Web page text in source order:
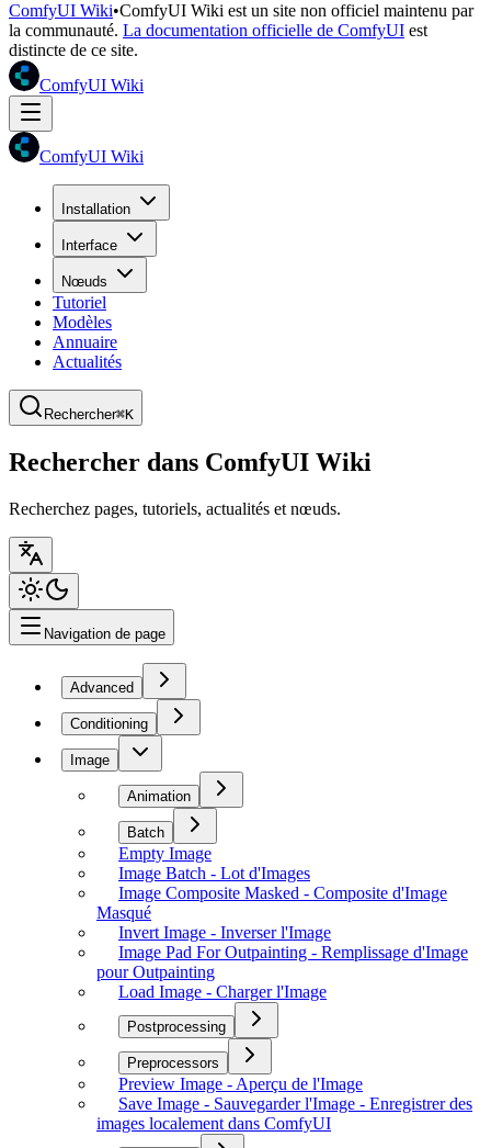
ComfyUI Wiki•ComfyUI Wiki est un site non officiel maintenu par
la communauté. La documentation officielle de ComfyUI est
distincte de ce site.
ComfyUI Wiki
ComfyUI Wiki
Installation
Interface
Nœuds
Tutoriel
Modèles
Annuaire
Actualités
Rechercher⌘K
Rechercher dans ComfyUI Wiki
Recherchez pages, tutoriels, actualités et nœuds.
Navigation de page
Advanced
Conditioning
Image
Animation
Batch
Empty Image
Image Batch - Lot d'Images
Image Composite Masked - Composite d'Image
Masqué
Invert Image - Inverser l'Image
Image Pad For Outpainting - Remplissage d'Image
pour Outpainting
Load Image - Charger l'Image
Postprocessing
Preprocessors
Preview Image - Aperçu de l'Image
Save Image - Sauvegarder l'Image - Enregistrer des
images localement dans ComfyUI